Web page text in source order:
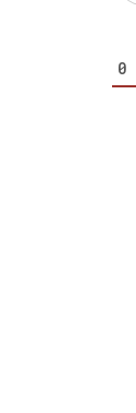
0